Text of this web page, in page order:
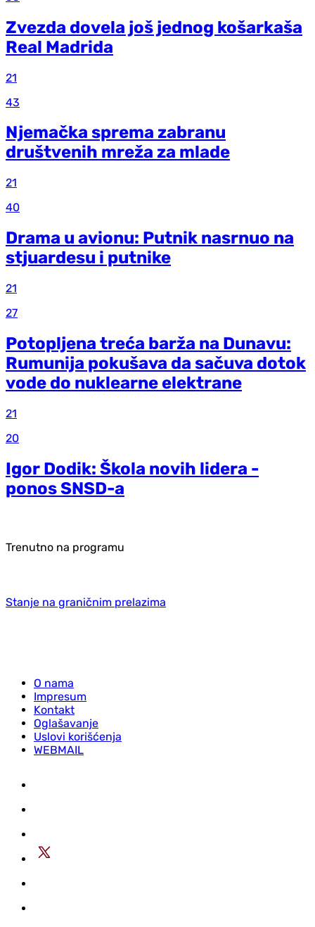
Zvezda dovela još jednog košarkaša
Real Madrida
21
43
Njemačka sprema zabranu
društvenih mreža za mlade
21
40
Drama u avionu: Putnik nasrnuo na
stjuardesu i putnike
21
27
Potopljena treća barža na Dunavu:
Rumunija pokušava da sačuva dotok
vode do nuklearne elektrane
21
20
Igor Dodik: Škola novih lidera -
ponos SNSD-a
Trenutno na programu
Stanje na graničnim prelazima
O nama
Impresum
Kontakt
Oglašavanje
Uslovi korišćenja
WEBMAIL